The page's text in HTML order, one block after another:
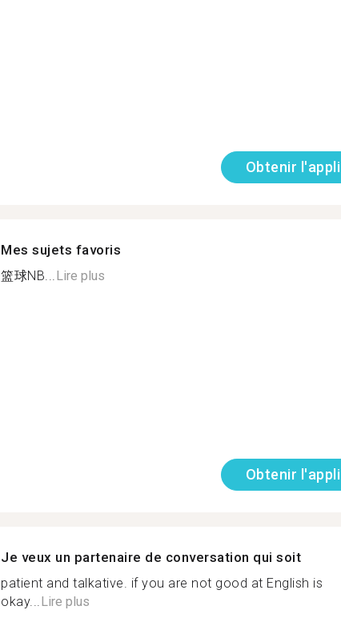
Obtenir l'appli
Mes sujets favoris
篮球NB...Lire plus
Obtenir l'appli
Je veux un partenaire de conversation qui soit
patient and talkative. if you are not good at English is
okay...Lire plus